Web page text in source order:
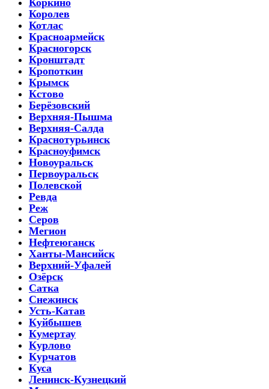
Королев
Котлас
Красноармейск
Красногорск
Кронштадт
Кропоткин
Крымск
Кстово
Берёзовский
Верхняя-Пышма
Верхняя-Салда
Краснотурьинск
Красноуфимск
Новоуральск
Первоуральск
Полевской
Ревда
Реж
Серов
Мегион
Нефтеюганск
Ханты-Мансийск
Верхний-Уфалей
Озёрск
Сатка
Снежинск
Усть-Катав
Куйбышев
Кумертау
Курлово
Курчатов
Куса
Ленинск-Кузнецкий